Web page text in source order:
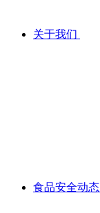
关于我们
食品安全动态